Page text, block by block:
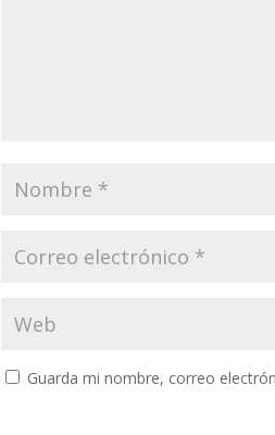
Guarda mi nombre, correo